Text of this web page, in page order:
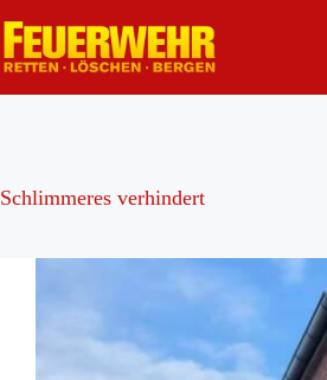
Inhalt
springen
Schlimmeres verhindert